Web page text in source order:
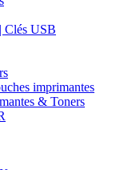
Clés USB
imprimantes
& Toners